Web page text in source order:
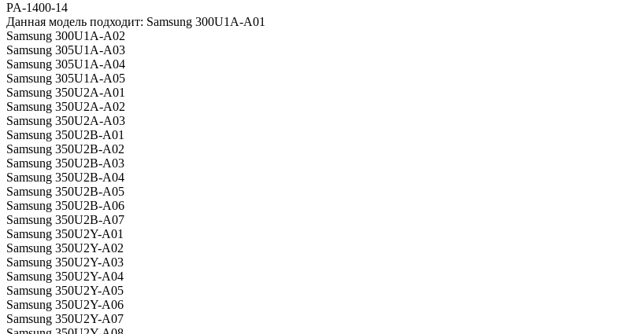
PA-1400-14
Данная модель подходит: Samsung 300U1A-A01
Samsung 300U1A-A02
Samsung 305U1A-A03
Samsung 305U1A-A04
Samsung 305U1A-A05
Samsung 350U2A-A01
Samsung 350U2A-A02
Samsung 350U2A-A03
Samsung 350U2B-A01
Samsung 350U2B-A02
Samsung 350U2B-A03
Samsung 350U2B-A04
Samsung 350U2B-A05
Samsung 350U2B-A06
Samsung 350U2B-A07
Samsung 350U2Y-A01
Samsung 350U2Y-A02
Samsung 350U2Y-A03
Samsung 350U2Y-A04
Samsung 350U2Y-A05
Samsung 350U2Y-A06
Samsung 350U2Y-A07